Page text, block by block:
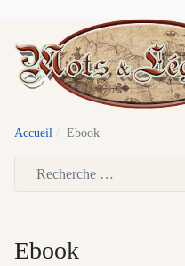
Accueil Ebook
Ebook